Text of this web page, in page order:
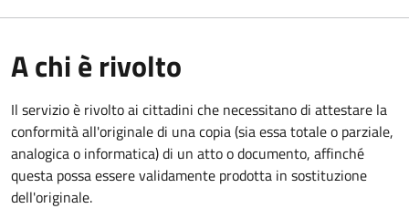
A chi è rivolto
Il servizio è rivolto ai cittadini che necessitano di attestare la
conformità all'originale di una copia (sia essa totale o parziale,
analogica o informatica) di un atto o documento, affinché
questa possa essere validamente prodotta in sostituzione
dell'originale.